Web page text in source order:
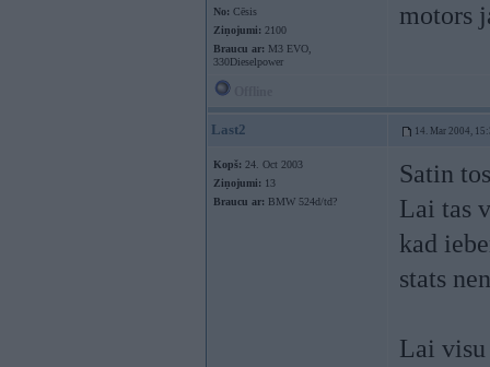
No: Cēsis
Ziņojumi: 2100
Braucu ar: M3 EVO,
330Dieselpower
motors
Last2 14. Mar 2004,
Kopš: 24. Oct 2003
Ziņojumi: 13
Braucu ar: BMW 524d/td?
Satin
Lai tas
kad
stats
Lai